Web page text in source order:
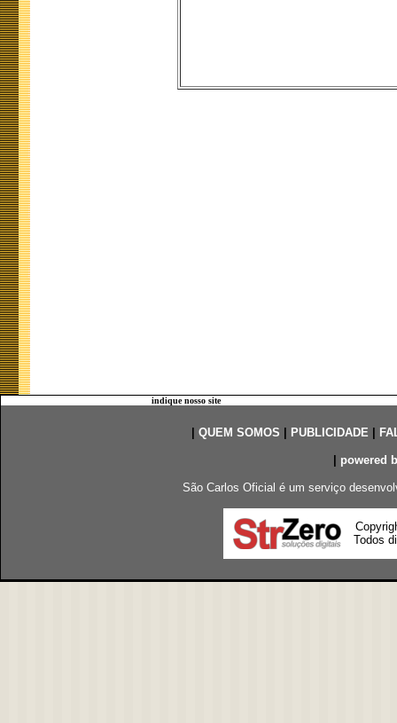
indique nosso site
QUEM SOMOS PUBLICIDADE|
powered
São Carlos Oficial é um serviço
Todos